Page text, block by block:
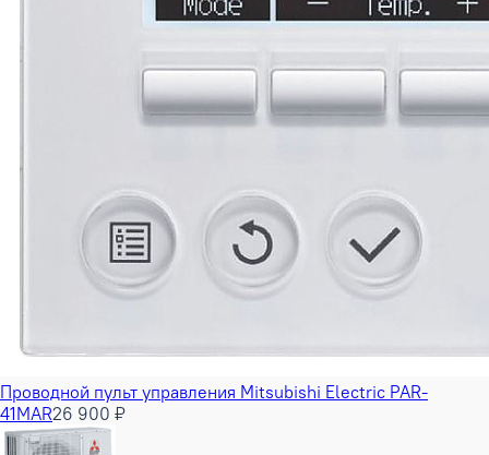
Проводной пульт управления Mitsubishi Electric PAR-
41MAR26 900 ₽